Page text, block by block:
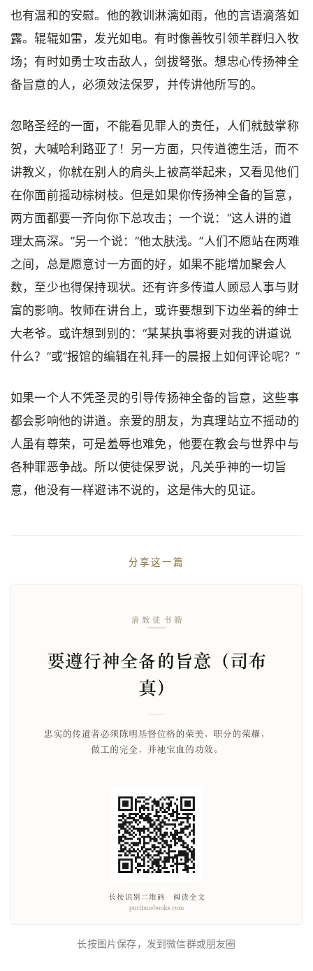
也有温和的安慰。他的教训淋漓如雨，他的言语滴落如
露。辊辊如雷，发光如电。有时像善牧引领羊群归入牧
场；有时如勇士攻击敌人，剑拔弩张。想忠心传扬神全
备旨意的人，必须效法保罗，并传讲他所写的。
忽略圣经的一面，不能看见罪人的责任，人们就鼓掌称
贺，大喊哈利路亚了！另一方面，只传道德生活，而不
讲教义，你就在别人的肩头上被高举起来，又看见他们
在你面前摇动棕树枝。但是如果你传扬神全备的旨意，
两方面都要一齐向你下总攻击；一个说：“这人讲的道
理太高深。”另一个说：“他太肤浅。”人们不愿站在两难
之间，总是愿意讨一方面的好，如果不能增加聚会人
数，至少也得保持现状。还有许多传道人顾忌人事与财
富的影响。牧师在讲台上，或许要想到下边坐着的绅士
大老爷。或许想到别的：“某某执事将要对我的讲道说
什么？”或“报馆的编辑在礼拜一的晨报上如何评论呢？”
如果一个人不凭圣灵的引导传扬神全备的旨意，这些事
都会影响他的讲道。亲爱的朋友，为真理站立不摇动的
人虽有尊荣，可是羞辱也难免，他要在教会与世界中与
各种罪恶争战。所以使徒保罗说，凡关乎神的一切旨
意，他没有一样避讳不说的，这是伟大的见证。
分享这一篇
长按图片保存，发到微信群或朋友圈